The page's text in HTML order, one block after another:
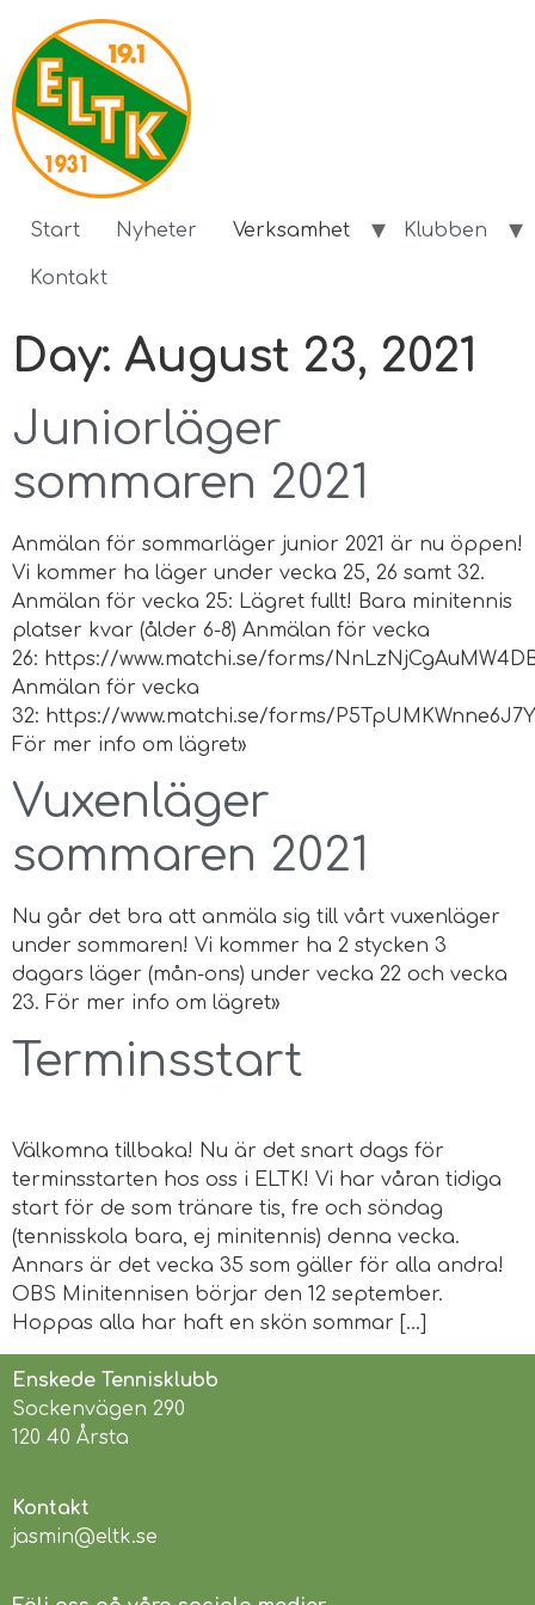
Start Nyheter Verksamhet Klubben
Kontakt
Day: August 23, 2021
Juniorläger
sommaren 2021
Anmälan för sommarläger junior 2021 är nu öppen!
Vi kommer ha läger under vecka 25, 26 samt 32.
Anmälan för vecka 25: Lägret fullt! Bara minitennis
platser kvar (ålder 6-8) Anmälan för vecka
26: https://www.matchi.se/forms/
Anmälan för vecka
32: https://www.matchi.se/forms/
För mer info om lägret»
Vuxenläger
sommaren 2021
Nu går det bra att anmäla sig till vårt vuxenläger
under sommaren! Vi kommer ha 2 stycken 3
dagars läger (mån-ons) under vecka 22 och vecka
23. För mer info om lägret»
Terminsstart
Välkomna tillbaka! Nu är det snart dags för
terminsstarten hos oss i ELTK! Vi har våran tidiga
start för de som tränare tis, fre och söndag
(tennisskola bara, ej minitennis) denna vecka.
Annars är det vecka 35 som gäller för alla andra!
OBS Minitennisen börjar den 12 september.
Hoppas alla har haft en skön sommar […]
Enskede Tennisklubb
Sockenvägen 290
120 40 Årsta
Kontakt
jasmin@eltk.se